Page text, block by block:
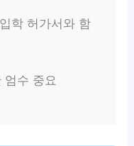
학 허가서와 함
엄수 중요